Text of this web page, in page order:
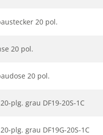
20 pol.
20 pol.
20 pol.
plg. grau DF19-20S-1C
plg. grau DF19G-20S-1C